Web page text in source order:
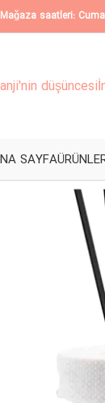
Mağaza saatleri:
düşüncesi
SAYFA